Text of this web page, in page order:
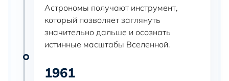
Астрономы получают инструмент,
который позволяет заглянуть
значительно дальше и осознать
истинные масштабы Вселенной.
1961